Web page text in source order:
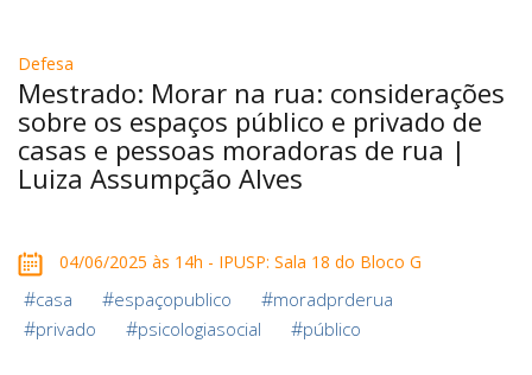
Defesa
Mestrado: Morar na rua: considerações
sobre os espaços público e privado de
casas e pessoas moradoras de rua |
Luiza Assumpção Alves
04/06/2025 às 14h - IPUSP: Sala 18 do Bloco G
#casa #espaçopublico #moradprderua
#privado #psicologiasocial #público